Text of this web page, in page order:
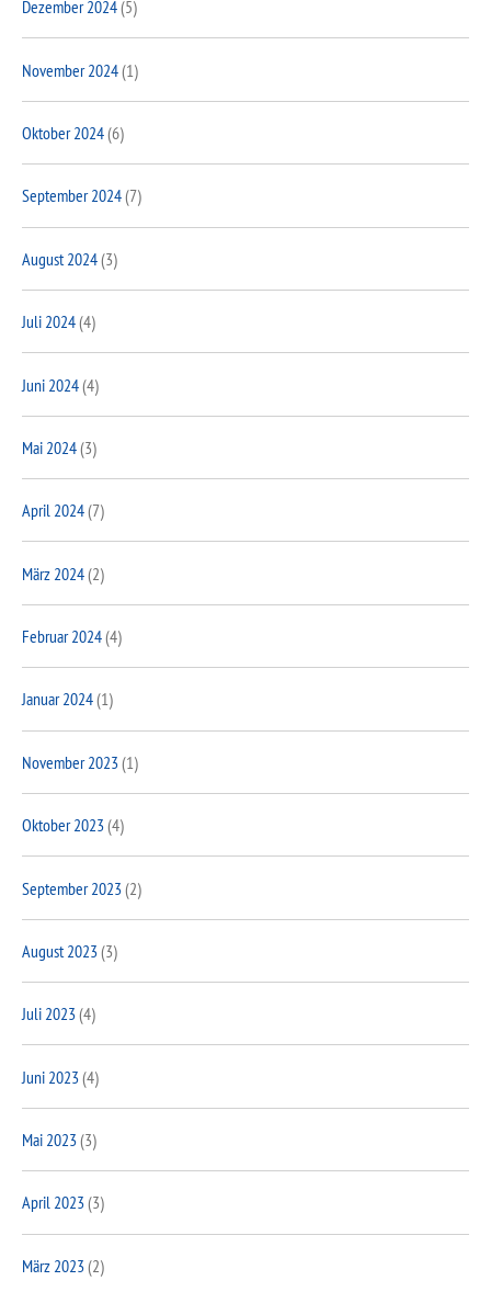
Dezember 2024(5)
November 2024(1)
Oktober 2024(6)
September 2024(7)
August 2024(3)
Juli 2024(4)
Juni 2024(4)
Mai 2024(3)
April 2024(7)
März 2024(2)
Februar 2024(4)
Januar 2024(1)
November 2023(1)
Oktober 2023(4)
September 2023(2)
August 2023(3)
Juli 2023(4)
Juni 2023(4)
Mai 2023(3)
April 2023(3)
März 2023(2)